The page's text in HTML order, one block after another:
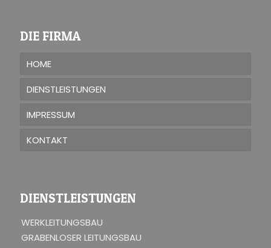
DIE FIRMA
HOME
DIENSTLEISTUNGEN
IMPRESSUM
KONTAKT
DIENSTLEISTUNGEN
WERKLEITUNGSBAU
GRABENLOSER LEITUNGSBAU